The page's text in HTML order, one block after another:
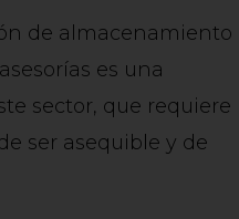
de almacenamiento
es una
sector, que requiere
ser asequible y de